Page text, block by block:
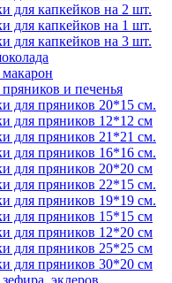
для капкейков на 2 шт.
для капкейков на 1 шт.
для капкейков на 3 шт.
и печенья
для пряников 20*15 см.
для пряников 12*12 см
для пряников 21*21 см.
для пряников 16*16 см.
для пряников 20*20 см
для пряников 22*15 см.
для пряников 19*19 см.
для пряников 15*15 см
для пряников 12*20 см
для пряников 25*25 см
для пряников 30*20 см
эклеров,